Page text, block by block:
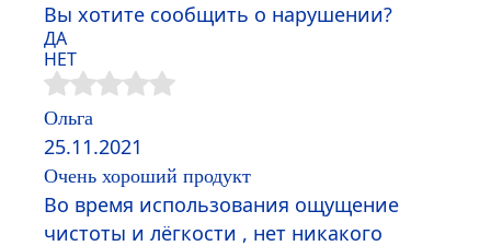
Вы хотите сообщить о нарушении?
ДА
НЕТ
Ольга
25.11.2021
Очень хороший продукт
Во время использования ощущение
чистоты и лёгкости , нет никакого